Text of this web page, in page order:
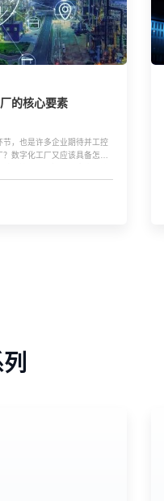
的核心要素
，也是许多企业期待并工控
数字化工厂又应该具备怎样
，使得设备、人员和系统之